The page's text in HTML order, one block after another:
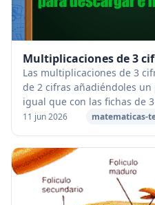
Multiplicaciones de 3
Las multiplicaciones de 3
de 2 cifras añadiéndoles
igual que con las fichas de
preparado multitud de
11 jun 2026 matematicas-